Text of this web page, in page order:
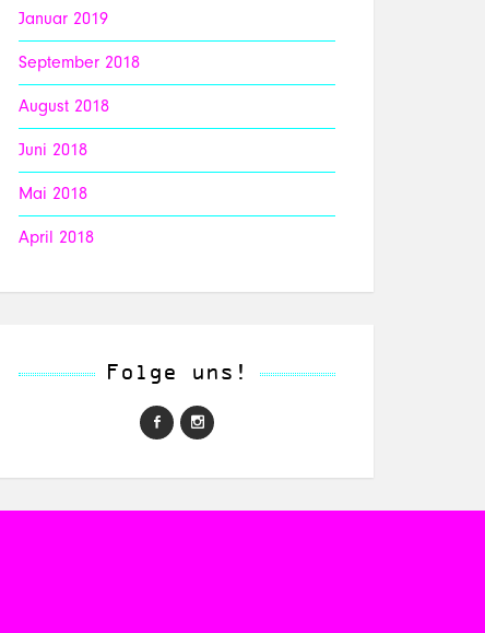
Januar 2019
September 2018
August 2018
Juni 2018
Mai 2018
April 2018
Folge uns!